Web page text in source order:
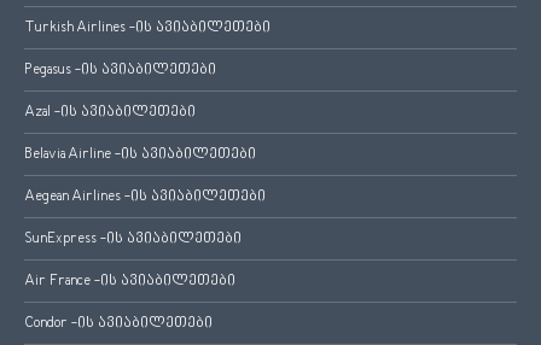
Turkish Airlines -ის ავიაბილეთები
Pegasus -ის ავიაბილეთები
Azal -ის ავიაბილეთები
Belavia Airline -ის ავიაბილეთები
Aegean Airlines -ის ავიაბილეთები
SunExpress -ის ავიაბილეთები
Air France -ის ავიაბილეთები
Condor -ის ავიაბილეთები